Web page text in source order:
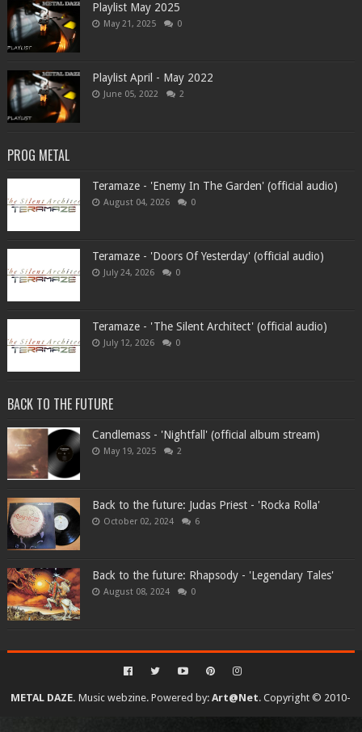
Playlist May 2025
May 21, 2025 0
Playlist April - May 2022
June 05, 2022 2
PROG METAL
Teramaze - 'Enemy In The Garden' (official audio)
August 04, 2026 0
Teramaze - 'Doors Of Yesterday' (official audio)
July 24, 2026 0
Teramaze - 'The Silent Architect' (official audio)
July 12, 2026 0
BACK TO THE FUTURE
Candlemass - 'Nightfall' (official album stream)
May 19, 2025 2
Back to the future: Judas Priest - 'Rocka Rolla'
October 02, 2024 6
Back to the future: Rhapsody - 'Legendary Tales'
August 08, 2024 0
METAL DAZE. Music webzine. Powered by:Art@Net. Copyright © 2010-